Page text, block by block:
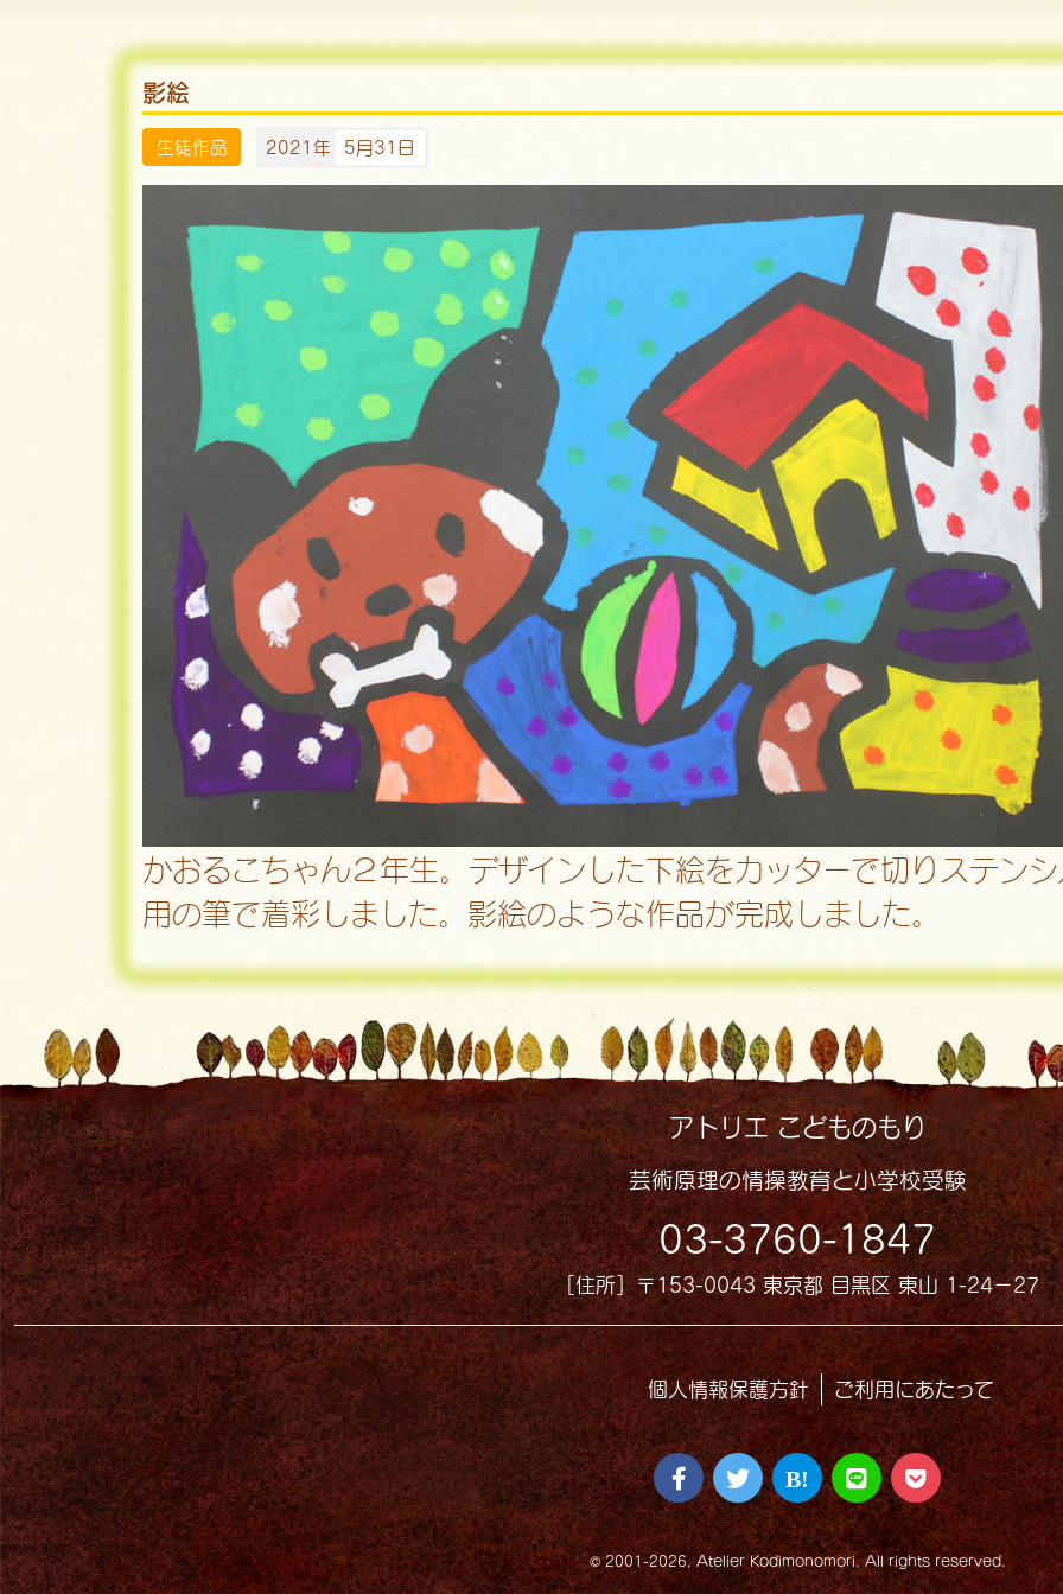
影絵
生徒作品 2021年 5月31日
かおるこちゃん２年生。デザインした下絵をカッターで切りステン
用の筆で着彩しました。影絵のような作品が完成しました。
アトリエ こどものもり
芸術原理の情操教育と小学校受験
03-3760-1847
［住所］〒153-0043 東京都 目黒区 東山 1-24−27
個人情報保護方針 ご利用にあたって
© 2001-2026, Atelier Kodimonomori. All rights reserved.